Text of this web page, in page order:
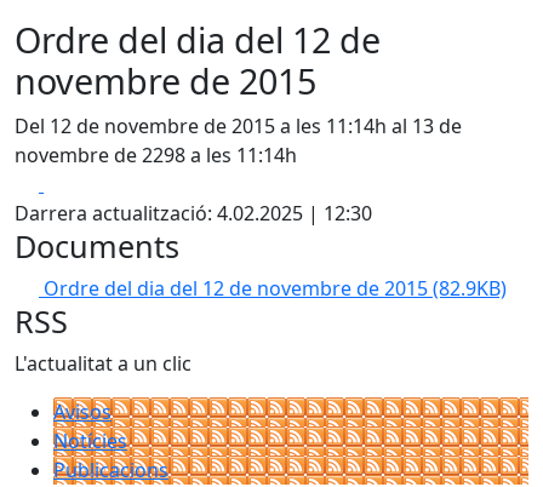
Ordre del dia del 12 de
novembre de 2015
Del 12 de novembre de 2015 a les 11:14h al 13 de
novembre de 2298 a les 11:14h
Darrera actualització: 4.02.2025 | 12:30
Documents
Ordre del dia del 12 de novembre de 2015(82.9KB)
RSS
L'actualitat a un clic
Avisos
Notícies
Publicacions